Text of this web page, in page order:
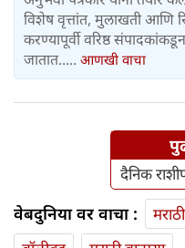
विशेष वृत्तांत, मुलाखती आणि
करण्यापूर्वी वरिष्ठ
जातात..... आणखी वाचा
दैनिक
वेबदुनिया वर वाचा :